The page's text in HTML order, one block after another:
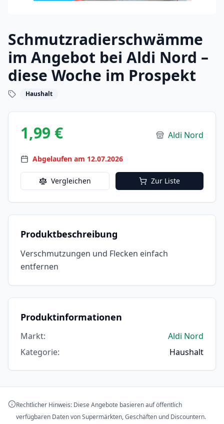
Schmutzradierschwämme
im Angebot bei Aldi Nord –
diese Woche im Prospekt
Haushalt
1,99 € Aldi Nord
Abgelaufen am 12.07.2026
Vergleichen Zur Liste
Produktbeschreibung
Verschmutzungen und Flecken einfach
entfernen
Produktinformationen
Markt:
Aldi Nord
Kategorie: Haushalt
Rechtlicher Hinweis: Diese Angebote basieren auf öffentlich
verfügbaren Daten von Supermärkten, Geschäften und Discountern.